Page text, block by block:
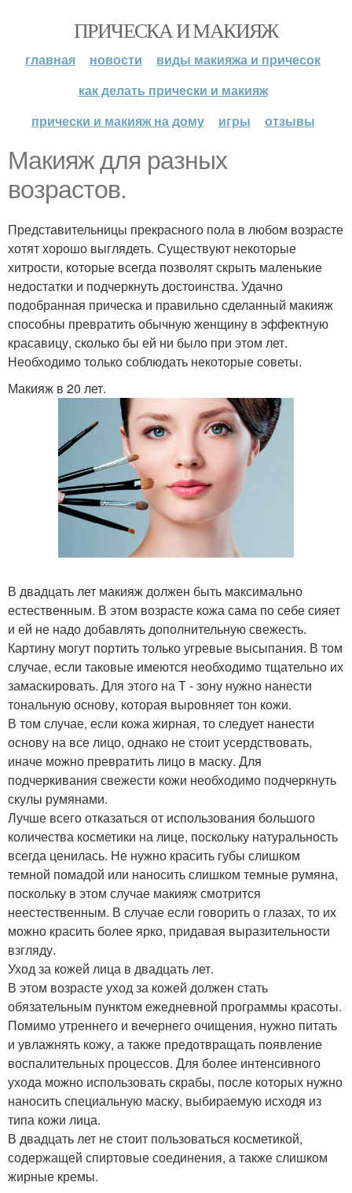
ПРИЧЕСКА И МАКИЯЖ
главная новости
виды макияжа и причесок
как делать прически и макияж
прически и макияж на дому
игры отзывы
Макияж для разных
возрастов.
Представительницы прекрасного пола в любом возрасте
хотят хорошо выглядеть. Существуют некоторые
хитрости, которые всегда позволят скрыть маленькие
недостатки и подчеркнуть достоинства. Удачно
подобранная прическа и правильно сделанный макияж
способны превратить обычную женщину в эффектную
красавицу, сколько бы ей ни было при этом лет.
Необходимо только соблюдать некоторые советы.
Макияж в 20 лет.
В двадцать лет макияж должен быть максимально
естественным. В этом возрасте кожа сама по себе сияет
и ей не надо добавлять дополнительную свежесть.
Картину могут портить только угревые высыпания. В том
случае, если таковые имеются необходимо тщательно их
замаскировать. Для этого на Т - зону нужно нанести
тональную основу, которая выровняет тон кожи.
В том случае, если кожа жирная, то следует нанести
основу на все лицо, однако не стоит усердствовать,
иначе можно превратить лицо в маску. Для
подчеркивания свежести кожи необходимо подчеркнуть
скулы румянами.
Лучше всего отказаться от использования большого
количества косметики на лице, поскольку натуральность
всегда ценилась. Не нужно красить губы слишком
темной помадой или наносить слишком темные румяна,
поскольку в этом случае макияж смотрится
неестественным. В случае если говорить о глазах, то их
можно красить более ярко, придавая выразительности
взгляду.
Уход за кожей лица в двадцать лет.
В этом возрасте уход за кожей должен стать
обязательным пунктом ежедневной программы красоты.
Помимо утреннего и вечернего очищения, нужно питать
и увлажнять кожу, а также предотвращать появление
воспалительных процессов. Для более интенсивного
ухода можно использовать скрабы, после которых нужно
наносить специальную маску, выбираемую исходя из
типа кожи лица.
В двадцать лет не стоит пользоваться косметикой,
содержащей спиртовые соединения, а также слишком
жирные кремы.